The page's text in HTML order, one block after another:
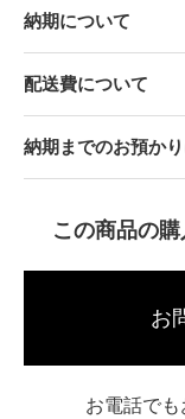
納期について
配送費について
納期までのお預か
この商品の
お
お電話で